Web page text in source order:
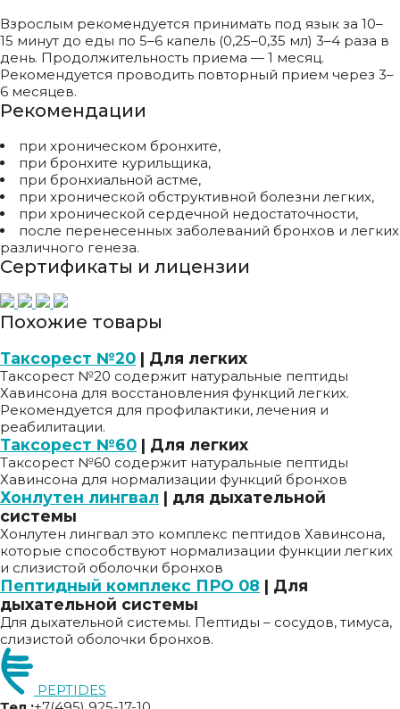
Взрослым рекомендуется принимать под язык за 10–
15 минут до еды по 5–6 капель (0,25–0,35 мл) 3–4 раза в
день. Продолжительность приема — 1 месяц.
Рекомендуется проводить повторный прием через 3–
6 месяцев.
Рекомендации
при хроническом бронхите,
при бронхите курильщика,
при бронхиальной астме,
при хронической обструктивной болезни легких,
при хронической сердечной недостаточности,
после перенесенных заболеваний бронхов и легких
различного генеза.
Сертификаты и лицензии
Похожие товары
Таксорест №20 | Для легких
Таксорест №20 содержит натуральные пептиды
Хавинсона для восстановления функций легких.
Рекомендуется для профилактики, лечения и
реабилитации.
Таксорест №60 | Для легких
Таксорест №60 содержит натуральные пептиды
Хавинсона для нормализации функций бронхов
Хонлутен лингвал | для дыхательной
системы
Хонлутен лингвал это комплекс пептидов Хавинсона,
которые способствуют нормализации функции легких
и слизистой оболочки бронхов
Пептидный комплекс ПРО 08 | Для
дыхательной системы
Для дыхательной системы. Пептиды – сосудов, тимуса,
слизистой оболочки бронхов.
PEPTIDES